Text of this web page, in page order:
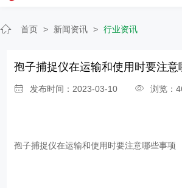
首页 > 新闻资讯 > 行业资讯
孢子捕捉仪在运输和使用时要注意
发布时间：2023-03-10 浏览：
孢子捕捉仪在运输和使用时要注意哪些事项